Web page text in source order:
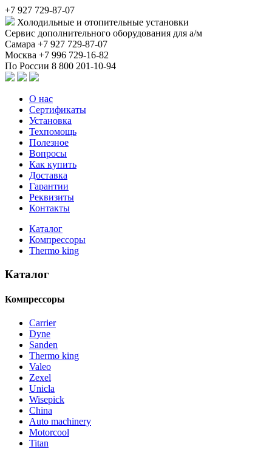
+7 927 729-87-07
Холодильные и отопительные установки
Сервис дополнительного оборудования для а/м
Самара +7 927 729-87-07
Москва +7 996 729-16-82
По России 8 800 201-10-94
О нас
Сертификаты
Установка
Техпомощь
Полезное
Вопросы
Как купить
Доставка
Гарантии
Реквизиты
Контакты
Каталог
Компрессоры
Thermo king
Каталог
Компрессоры
Carrier
Dyne
Sanden
Thermo king
Valeo
Zexel
Unicla
Wisepick
China
Auto machinery
Motorcool
Titan